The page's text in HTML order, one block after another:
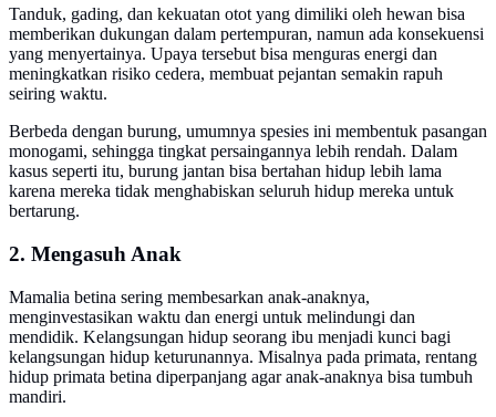
Tanduk, gading, dan kekuatan otot yang dimiliki oleh hewan bisa
memberikan dukungan dalam pertempuran, namun ada konsekuensi
yang menyertainya. Upaya tersebut bisa menguras energi dan
meningkatkan risiko cedera, membuat pejantan semakin rapuh
seiring waktu.
Berbeda dengan burung, umumnya spesies ini membentuk pasangan
monogami, sehingga tingkat persaingannya lebih rendah. Dalam
kasus seperti itu, burung jantan bisa bertahan hidup lebih lama
karena mereka tidak menghabiskan seluruh hidup mereka untuk
bertarung.
2. Mengasuh Anak
Mamalia betina sering membesarkan anak-anaknya,
menginvestasikan waktu dan energi untuk melindungi dan
mendidik. Kelangsungan hidup seorang ibu menjadi kunci bagi
kelangsungan hidup keturunannya. Misalnya pada primata, rentang
hidup primata betina diperpanjang agar anak-anaknya bisa tumbuh
mandiri.